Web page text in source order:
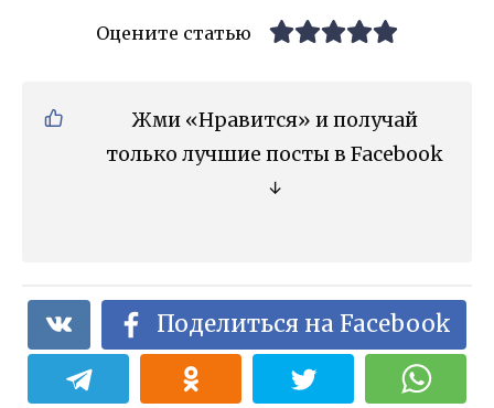
Оцените статью
Жми «Нравится» и получай
только лучшие посты в Facebook
↓
Поделиться на Facebook